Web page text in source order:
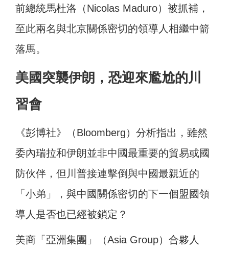
前總統馬杜洛（Nicolas Maduro）被抓補，
至此兩名與北京關係密切的領導人相繼中箭
落馬。
美國突襲伊朗，恐迎來尷尬的川
習會
《彭博社》（Bloomberg）分析指出，雖然
委內瑞拉和伊朗並非中國最重要的貿易或國
防伙伴，但川普接連擊倒與中國最親近的
「小弟」，與中國關係密切的下一個盟國領
導人是否也已經被鎖定？
美商「亞洲集團」（Asia Group）合夥人